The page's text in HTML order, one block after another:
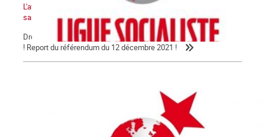
L'avenir de la Kanaky-Nouvelle-Calédonie ne peut pas se faire
sans le peuple kanak !
Droit au peuple kanak à disposer de lui-même et à l'indépendance
! Report du référendum du 12 décembre 2021 !